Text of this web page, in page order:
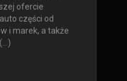
ofercie
części od
i marek, a także